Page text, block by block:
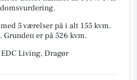
5 værelser på i alt 155 kvm.
Grunden er på 526 kvm.
Living, Dragør